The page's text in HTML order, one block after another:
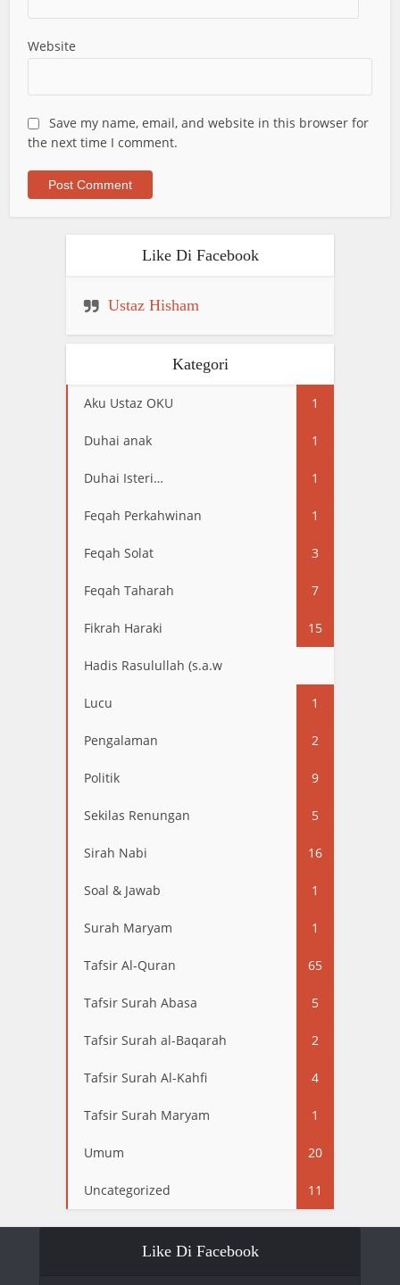
Website
Save my name, email, and website in this browser for
the next time I comment.
Like Di Facebook
Ustaz Hisham
Kategori
Aku Ustaz OKU 1
Duhai anak 1
Duhai Isteri… 1
Feqah Perkahwinan 1
Feqah Solat 3
Feqah Taharah 7
Fikrah Haraki 15
Hadis Rasulullah (s.a.w
Lucu 1
Pengalaman 2
Politik 9
Sekilas Renungan 5
Sirah Nabi 16
Soal & Jawab 1
Surah Maryam 1
Tafsir Al-Quran 65
Tafsir Surah Abasa 5
Tafsir Surah al-Baqarah 2
Tafsir Surah Al-Kahfi 4
Tafsir Surah Maryam 1
Umum 20
Uncategorized 11
Like Di Facebook